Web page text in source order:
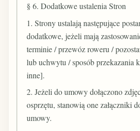
§ 6. Dodatkowe ustalenia Stron
1. Strony ustalają następujące
dodatkowe, jeżeli mają
terminie / przewóz roweru /
lub uchwytu / sposób przekazania
inne].
2. Jeżeli do umowy dołączono
osprzętu, stanowią one załączniki
umowy.